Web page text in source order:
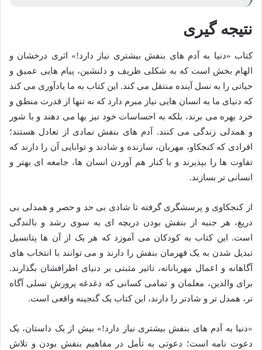
نتیجه گیری
کتاب «دنیا به آدم های بنفش بیشتری نیاز دارد!» اثری درخشان و
الهام بخش است که به شکلی ظریف و دلنشین، پیام هایی عمیق و
حیاتی را به نسل آینده منتقل می کند. این کتاب به ما یادآوری می کند
که دنیای ما به انسان هایی نیاز مبرم دارد که نه تنها از قدرت منطق و
خرد بهره می برند، بلکه به احساسات خود نیز بها می دهند و با شور
و همدلی زندگی می کنند. آدم های بنفش نمادی از تعادل هستند؛
افرادی که کنجکاو، مهربان، سازنده و شادند و توانایی آن را دارند که
تفاوت ها را بپذیرند و با کنار هم آوردن انسان ها، جامعه ای بهتر و
انسانی تر بسازند.
از کنجکاوی و پرسشگری گرفته تا شادی بی حد و حصر و همدلی بی
دریغ، هر جنبه از بنفش بودن دریچه ای به سوی رشد و بالندگی
است. این کتاب به کودکان می آموزد که هر یک از آن ها پتانسیل
تبدیل شدن به یک قهرمان بنفش را دارند و می توانند با انتخاب های
آگاهانه و اعمال مهربانانه، تاثیر مثبتی بر دنیای اطرافشان بگذارند.
برای والدین، معلمان و تمامی کسانی که دغدغه پرورش نسلی آگاه
تر، همدل تر و شادتر را دارند، این کتاب یک گنجینه واقعی است.
«دنیا به آدم های بنفش بیشتری نیاز دارد!» بیش از یک داستان، یک
دعوت نامه است؛ دعوتی به تأمل در مفاهیم بنفش بودن و تلاش